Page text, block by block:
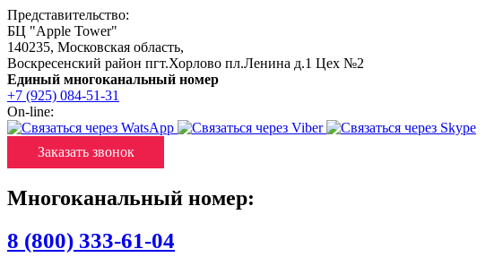
Представительство:
БЦ "Apple Tower"
140235, Московская область,
Воскресенский район пгт.Хорлово пл.Ленина д.1 Цех №2
Единый многоканальный номер
+7 (925) 084-51-31
On-line:
Заказать звонок
Многоканальный номер:
8 (800) 333-61-04